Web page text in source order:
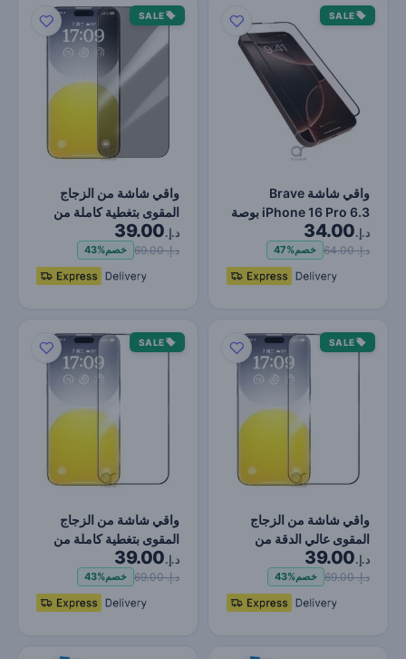
SALE
واقي شاشة Brave
iPhone 16 Pro 6.3 بوصة
| زجاج مقسى عالي الدقة |
…
د.إ.34.00
د.إ. 64.00 خصم47%
SALE
واقي شاشة من الزجاج
المقوى بتغطية كاملة من
سلسلة Baseus
Sapphire…
د.إ.39.00
د.إ. 69.00 خصم43%
SALE
واقي شاشة من الزجاج
المقوى عالي الدقة من
سلسلة Baseus
Sapphire ل…
د.إ.39.00
د.إ. 69.00 خصم43%
SALE
واقي شاشة من الزجاج
المقوى بتغطية كاملة من
سلسلة Baseus
Sapphire…
د.إ.39.00
د.إ. 69.00 خصم43%